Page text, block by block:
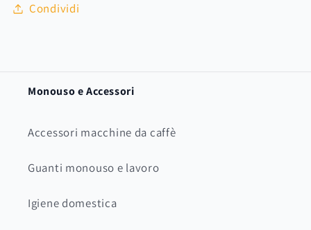
Condividi
Monouso e Accessori
Accessori macchine da caffè
Guanti monouso e lavoro
Igiene domestica